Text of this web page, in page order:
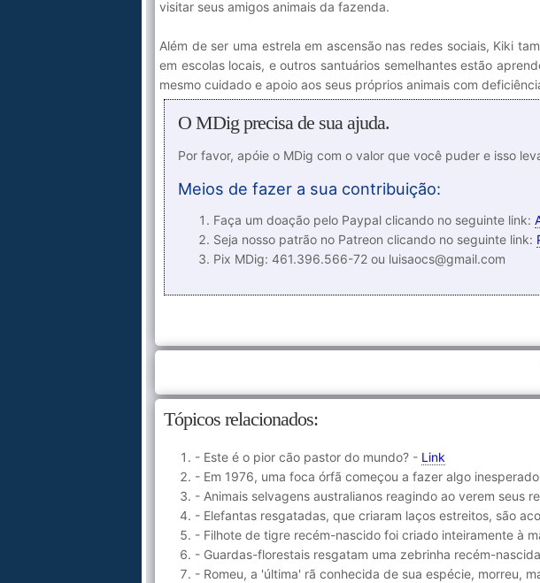
visitar seus amigos animais da fazenda.
Além de ser uma estrela em ascensão nas redes sociais, Kiki
em escolas locais, e outros santuários semelhantes estão
mesmo cuidado e apoio aos seus próprios animais com
O MDig precisa de sua ajuda.
Por favor, apóie o MDig com o valor que você puder e isso
Meios de fazer a sua contribuição:
Faça um doação pelo Paypal clicando no seguinte link:
Seja nosso patrão no Patreon clicando no seguinte link:
Pix MDig: 461.396.566-72 ou luisaocs@gmail.com
Tópicos relacionados:
- Este é o pior cão pastor do mundo? - Link
- Em 1976, uma foca órfã começou a fazer algo
- Animais selvagens australianos reagindo ao verem seus
- Elefantas resgatadas, que criaram laços estreitos, são
- Filhote de tigre recém-nascido foi criado inteiramente à
- Guardas-florestais resgatam uma zebrinha recém-
- Romeu, a 'última' rã conhecida de sua espécie, morreu,